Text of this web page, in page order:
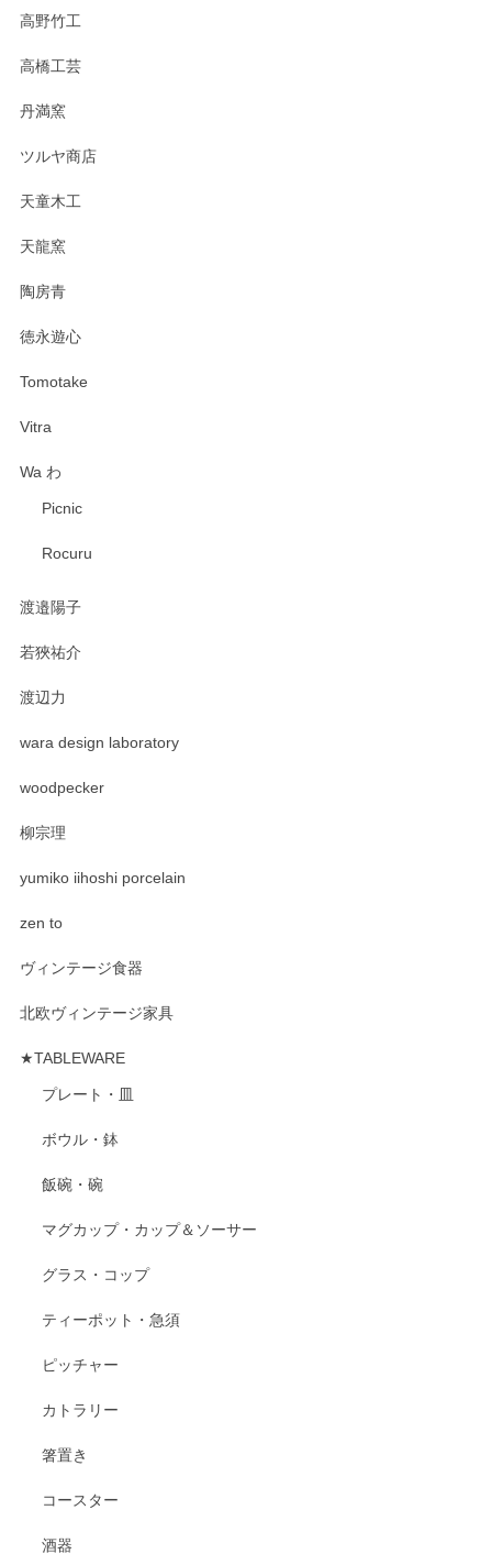
高野竹工
高橋工芸
丹満窯
ツルヤ商店
天童木工
天龍窯
陶房青
徳永遊心
Tomotake
Vitra
Wa わ
Picnic
Rocuru
渡邉陽子
若狹祐介
渡辺力
wara design laboratory
woodpecker
柳宗理
yumiko iihoshi porcelain
zen to
ヴィンテージ食器
北欧ヴィンテージ家具
★TABLEWARE
プレート・皿
ボウル・鉢
飯碗・碗
マグカップ・カップ＆ソーサー
グラス・コップ
ティーポット・急須
ピッチャー
カトラリー
箸置き
コースター
酒器